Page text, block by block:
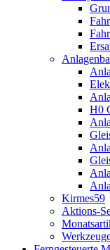
H0
Kirmes59
Aktions-